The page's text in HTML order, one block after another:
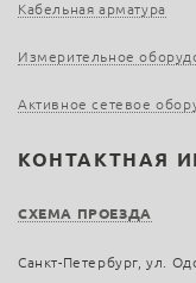
Кабельная арматура
Измерительное
Активное сетевое
КОНТАКТНАЯ
СХЕМА ПРОЕЗДА
Санкт-Петербург, ул.